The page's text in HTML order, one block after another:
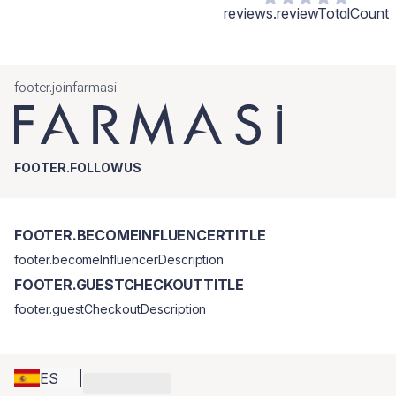
reviews.reviewTotalCount
footer.joinfarmasi
FOOTER.FOLLOWUS
ES
FOOTER.BECOMEINFLUENCERTITLE
footer.becomeInfluencerDescription
FOOTER.GUESTCHECKOUTTITLE
footer.guestCheckoutDescription